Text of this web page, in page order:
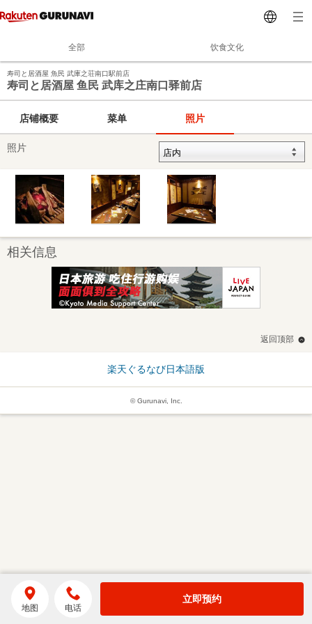
全部 饮食文化
寿司と居酒屋 魚民 武庫之荘南口駅前店
寿司と居酒屋 鱼民 武库之庄南口驿前店
店铺概要 菜单 照片
照片
相关信息
返回顶部
楽天ぐるなび日本語版
© Gurunavi, Inc.
地图 电话
立即预约